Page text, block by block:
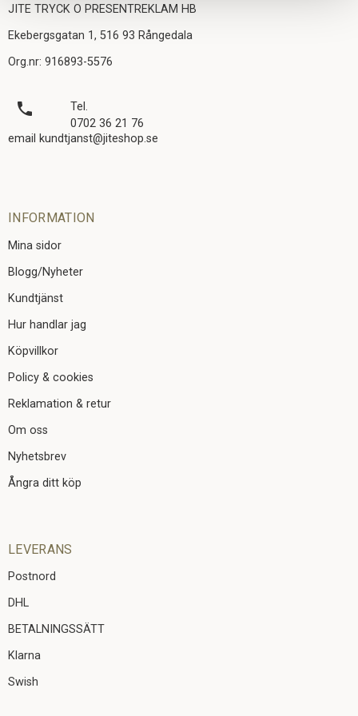
JITE TRYCK O PRESENTREKLAM HB
Ekebergsgatan 1, 516 93 Rångedala
Org.nr: 916893-5576
local_phone
Tel.
0702 36 21 76
email kundtjanst@jiteshop.se
INFORMATION
Mina sidor
Blogg/Nyheter
Kundtjänst
Hur handlar jag
Köpvillkor
Policy & cookies
Reklamation & retur
Om oss
Nyhetsbrev
Ångra ditt köp
LEVERANS
Postnord
DHL
BETALNINGSSÄTT
Klarna
Swish